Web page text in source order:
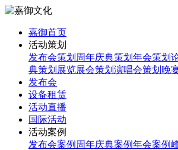
嘉御首页
活动策划
发布会策划 周年庆典策划 年会策划
典策划 展览展会策划 演唱会策划 晚
发布会
设备租赁
活动直播
国际活动
活动案例
发布会案例 周年庆典案例年会案例